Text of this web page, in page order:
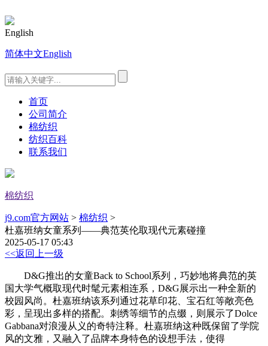
English
简体中文English
首页
公司简介
棉纺织
纺织百科
联系我们
棉纺织
j9.com官方网站 > 棉纺织 >
杜嘉班纳女童系列——典范英伦取现代元素碰撞
2025-05-17 05:43
<<返回上一级
D&G推出的女童Back to School系列，巧妙地将典范的英
国大学气概取现代时髦元素相连系，D&G展示出一种全新的
校园风尚。杜嘉班纳该系列通过花草印花、宝石红等敞亮色
彩，呈现出多样的搭配。刺绣等细节的点缀，则展示了Dolce
Gabbana对浪漫从义的奇特注释。杜嘉班纳这种既保留了学院
风的文雅，又融入了品牌本身特色的设想手法，使得